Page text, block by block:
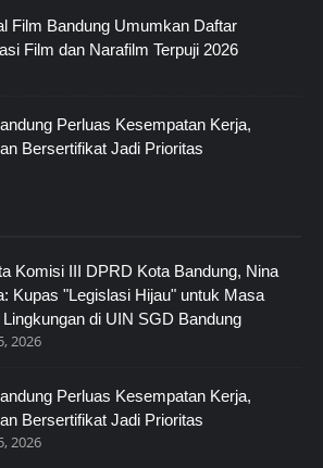
Film Bandung Umumkan Daftar
Film dan Narafilm Terpuji 2026
Perluas Kesempatan Kerja,
Bersertifikat Jadi Prioritas
Komisi III DPRD Kota Bandung, Nina
Kupas "Legislasi Hijau" untuk Masa
Lingkungan di UIN SGD Bandung
2026
Perluas Kesempatan Kerja,
Bersertifikat Jadi Prioritas
2026